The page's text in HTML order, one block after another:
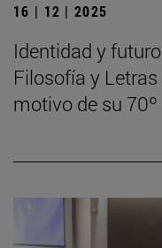
16 | 12 | 2025
Identidad y
Filosofía y
motivo de su